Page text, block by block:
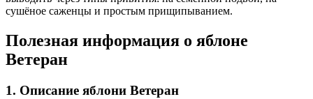
cушёное саженцы и простым прищипыванием.
Полезная информация о яблоне
Ветеран
1. Описание яблони Ветеран